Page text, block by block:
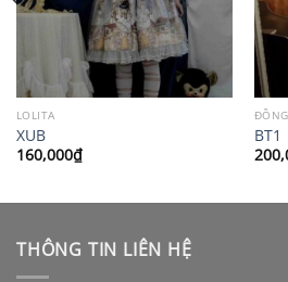
LOLITA
XUB
160,000₫
BT1
THÔNG TIN LIÊN HỆ